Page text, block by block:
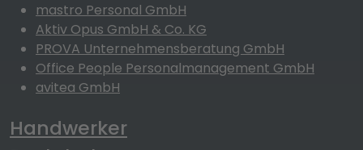
mastro Personal GmbH
Aktiv Opus GmbH & Co. KG
PROVA Unternehmensberatung GmbH
Office People Personalmanagement GmbH
avitea GmbH
Handwerker